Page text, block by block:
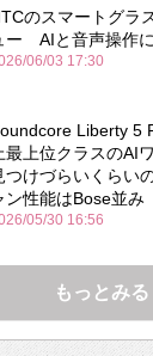
のスマートグラ
ー AIと音声操作に
06/03 17:30
Liberty 5
最上位クラスのAI
つけづらいくらい
ン性能はBose並み
05/30 16:56
もっとみる